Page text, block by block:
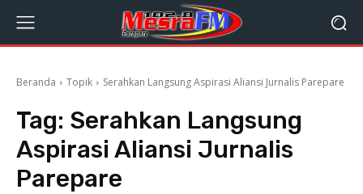
Beranda Topik Serahkan Langsung Aspirasi Aliansi Jurnalis Parepare
Tag: Serahkan Langsung
Aspirasi Aliansi Jurnalis
Parepare